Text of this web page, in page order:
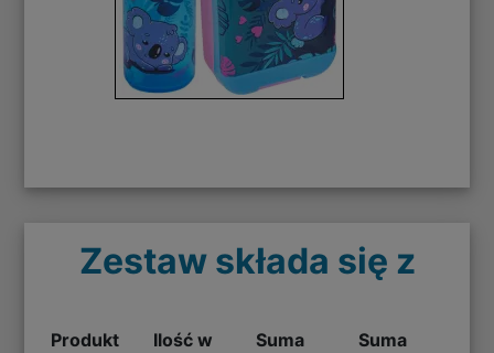
Zestaw składa się z
Produkt
Ilość w
Suma
Suma